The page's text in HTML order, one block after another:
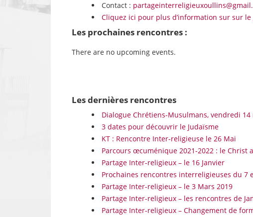
Contact :
Cliquez ici pour plus d’information sur sur
Les prochaines rencontres :
There are no upcoming events.
Les dernières rencontres
Dialogue Chrétiens-Musulmans, vendredi 14
3 dates pour découvrir le Judaïsme
KT : Rencontre Inter-religieuse le 26 Mai
Parcours œcuménique 2021-2022 : le Christ
Partage Inter-religieux – le 16 Janvier
Prochaines rencontres interreligieuses du 7
Partage Inter-religieux – le 3 Mars 2019
Partage Inter-religieux – les rencontres de
Partage Inter-religieux – Changement de